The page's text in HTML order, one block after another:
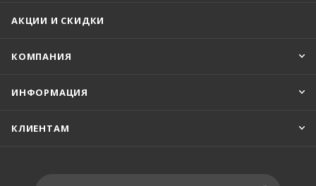
АКЦИИ И СКИДКИ
КОМПАНИЯ
ИНФОРМАЦИЯ
КЛИЕНТАМ